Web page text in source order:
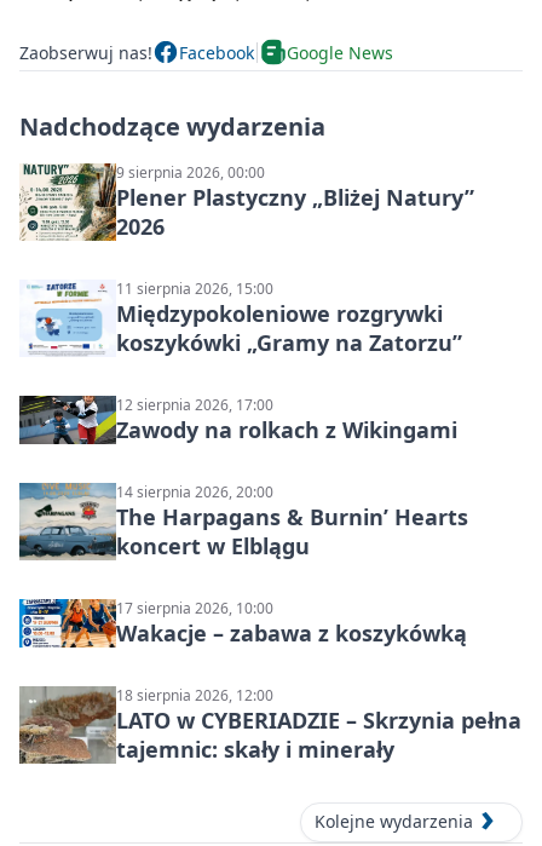
Zaobserwuj nas! Facebook Google News
Nadchodzące wydarzenia
9 sierpnia 2026, 00:00
Plener Plastyczny „Bliżej Natury”
2026
11 sierpnia 2026, 15:00
Międzypokoleniowe rozgrywki
koszykówki „Gramy na Zatorzu”
12 sierpnia 2026, 17:00
Zawody na rolkach z Wikingami
14 sierpnia 2026, 20:00
The Harpagans & Burnin’ Hearts
koncert w Elblągu
17 sierpnia 2026, 10:00
Wakacje – zabawa z koszykówką
18 sierpnia 2026, 12:00
LATO w CYBERIADZIE – Skrzynia pełna
tajemnic: skały i minerały
Kolejne wydarzenia